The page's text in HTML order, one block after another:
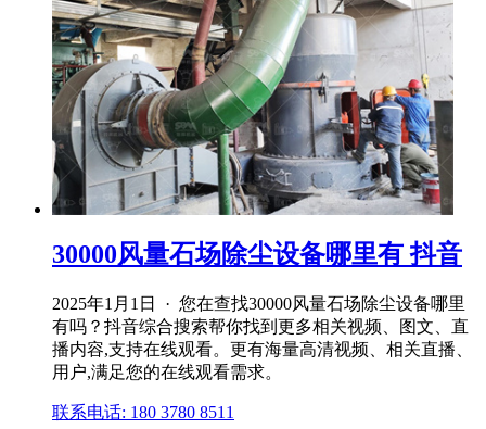
30000风量石场除尘设备哪里有 抖音
2025年1月1日 · 您在查找30000风量石场除尘设备哪里
有吗？抖音综合搜索帮你找到更多相关视频、图文、直
播内容,支持在线观看。更有海量高清视频、相关直播、
用户,满足您的在线观看需求。
联系电话: 180 3780 8511